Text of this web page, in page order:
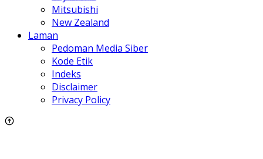
Mitsubishi
New Zealand
Laman
Pedoman Media Siber
Kode Etik
Indeks
Disclaimer
Privacy Policy